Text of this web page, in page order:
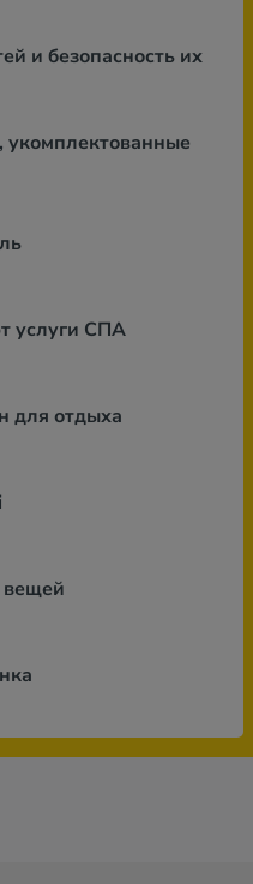
и безопасность их
услуги СПА
для отдыха